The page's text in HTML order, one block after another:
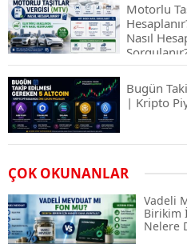
Motorlu
Nasıl
Bugün
| Kripto
Airdrop
Rehberi ve
ÇOK OKUNANLAR
Vadeli
Birikim
Nelere